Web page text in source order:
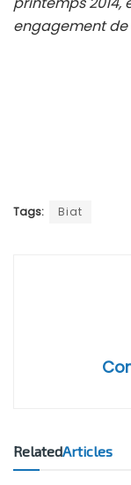
engagement
Tags: Biat
RelatedArticles